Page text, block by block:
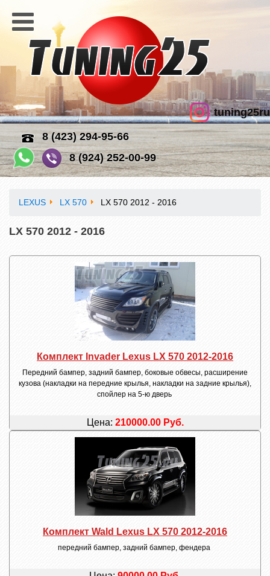
8 (423) 294-95-66
8 (924) 252-00-99
tuning25ru
LEXUS LX 570 LX 570 2012 - 2016
LX 570 2012 - 2016
Комплект Invader Lexus LX 570 2012-2016
Передний бампер, задний бампер, боковые обвесы, расширение
кузова (накладки на передние крылья, накладки на задние крылья),
спойлер на 5-ю дверь
Цена: 210000.00 Руб.
Комплект Wald Lexus LX 570 2012-2016
передний бампер, задний бампер, фендера